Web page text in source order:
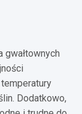
gwałtownych
Dodatkowo,